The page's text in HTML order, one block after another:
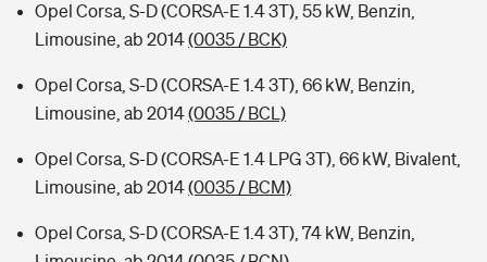
Opel Corsa, S-D (CORSA-E 1.4 3T), 55 kW, Benzin,
Limousine, ab 2014(0035 / BCK)
Opel Corsa, S-D (CORSA-E 1.4 3T), 66 kW, Benzin,
Limousine, ab 2014(0035 / BCL)
Opel Corsa, S-D (CORSA-E 1.4 LPG 3T), 66 kW, Bivalent,
Limousine, ab 2014(0035 / BCM)
Opel Corsa, S-D (CORSA-E 1.4 3T), 74 kW, Benzin,